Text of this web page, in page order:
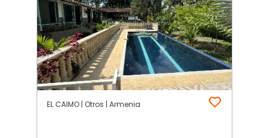
EL CAIMO | Otros | Armenia